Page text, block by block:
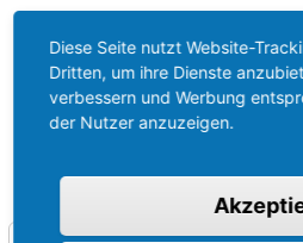
Roller-Forum: Hilfe, Anleitungen und alles
Diese Seite nutzt Website-
Dritten, um ihre Dienste
verbessern und Werbung
der Nutzer anzuzeigen.